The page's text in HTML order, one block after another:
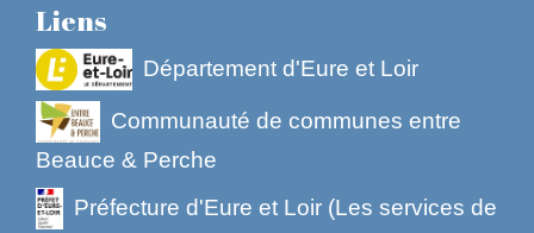
Liens
Département d'Eure et Loir
Communauté de communes entre
Beauce & Perche
Préfecture d'Eure et Loir (Les services de